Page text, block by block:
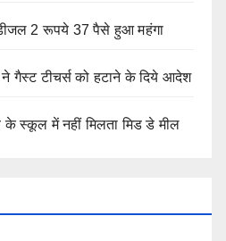
2 रूपये 37 पैसे हुआ महंगा
ने गैस्ट टीचर्स को हटाने के दिये आदेश
के स्कूल में नहीं मिलता मिड डे मील